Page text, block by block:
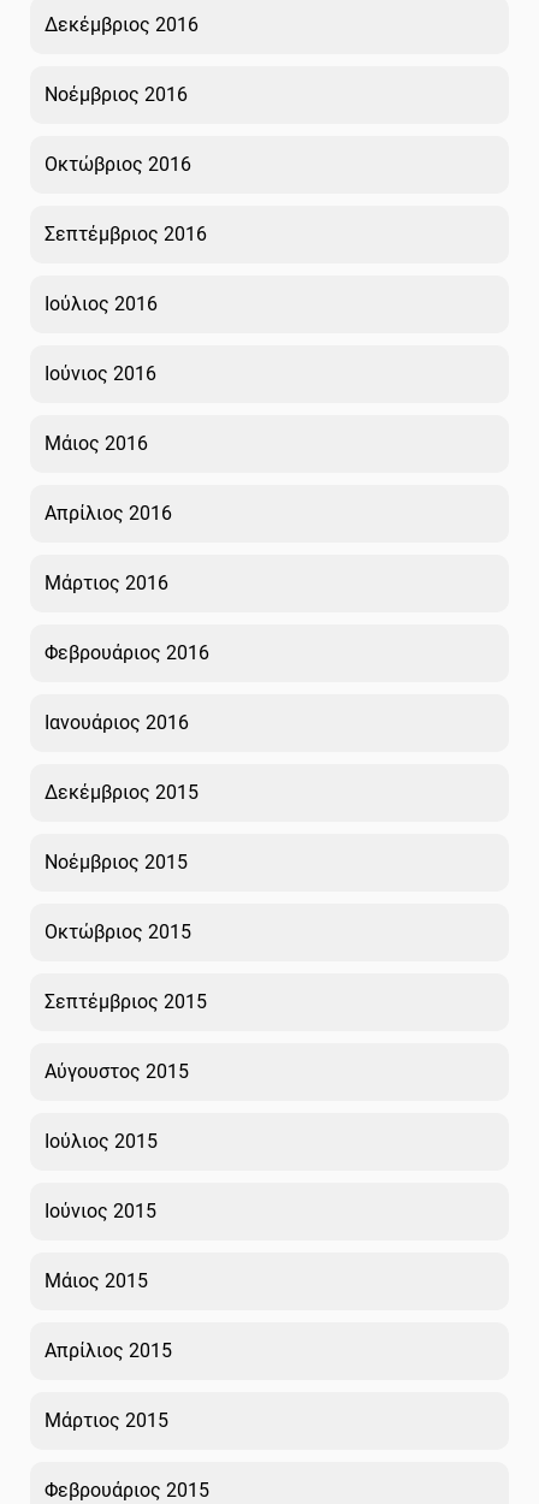
Δεκέμβριος 2016
Νοέμβριος 2016
Οκτώβριος 2016
Σεπτέμβριος 2016
Ιούλιος 2016
Ιούνιος 2016
Μάιος 2016
Απρίλιος 2016
Μάρτιος 2016
Φεβρουάριος 2016
Ιανουάριος 2016
Δεκέμβριος 2015
Νοέμβριος 2015
Οκτώβριος 2015
Σεπτέμβριος 2015
Αύγουστος 2015
Ιούλιος 2015
Ιούνιος 2015
Μάιος 2015
Απρίλιος 2015
Μάρτιος 2015
Φεβρουάριος 2015